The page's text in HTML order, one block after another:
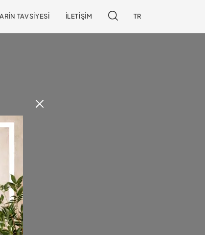
TAVSIYESI İLETIŞIM TR